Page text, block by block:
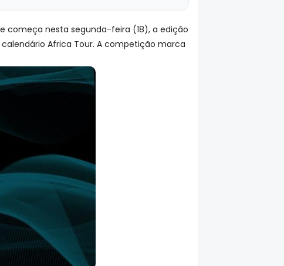
começa nesta segunda-feira (18), a edição
calendário Africa Tour. A competição marca